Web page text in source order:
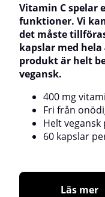
Vitamin C spelar
funktioner. Vi
det måste
kapslar med hela
produkt är helt
vegansk.
400 mg
Fri från
Helt
60 kapslar
Läs mer